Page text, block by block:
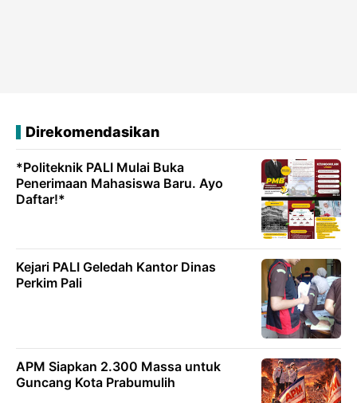
Direkomendasikan
*Politeknik PALI Mulai Buka
Penerimaan Mahasiswa Baru. Ayo
Daftar!*
Kejari PALI Geledah Kantor Dinas
Perkim Pali
APM Siapkan 2.300 Massa untuk
Guncang Kota Prabumulih